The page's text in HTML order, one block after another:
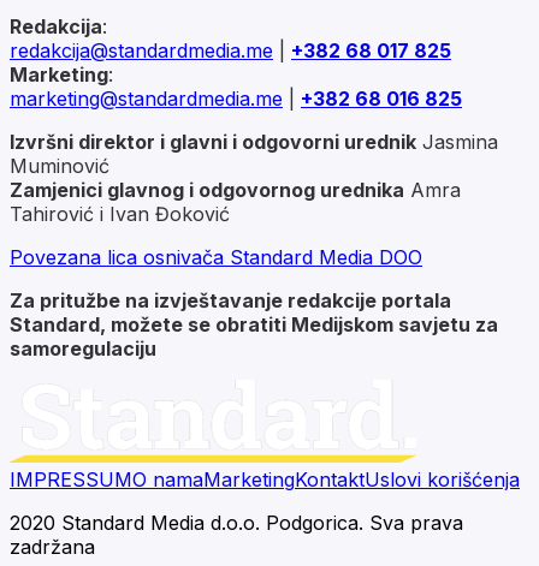
Redakcija:
redakcija@standardmedia.me
+382 68 017 825
Marketing:
marketing@standardmedia.me
+382 68 016 825
Izvršni direktor i glavni i odgovorni urednik Jasmina
Muminović
Zamjenici glavnog i odgovornog urednika Amra
Tahirović i Ivan Đoković
Povezana lica osnivača Standard Media DOO
Za pritužbe na izvještavanje redakcije portala
Standard, možete se obratiti Medijskom savjetu za
samoregulaciju
IMPRESSUMO namaMarketingKontaktUslovi korišćenja
2020 Standard Media d.o.o. Podgorica. Sva prava
zadržana